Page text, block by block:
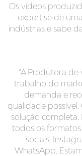
Os vídeos
expertise de
indústrias e sabe
“A Produtora
trabalho do
demanda e
qualidade
solução completa.
todos os
sociais:
WhatsApp.